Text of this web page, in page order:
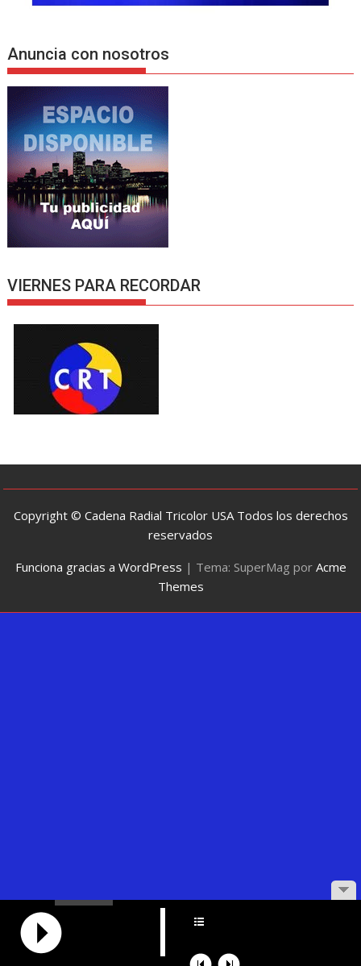
Anuncia con nosotros
VIERNES PARA RECORDAR
Copyright © Cadena Radial Tricolor USA Todos los derechos
reservados
Funciona gracias a WordPress | Tema: SuperMag por Acme
Themes